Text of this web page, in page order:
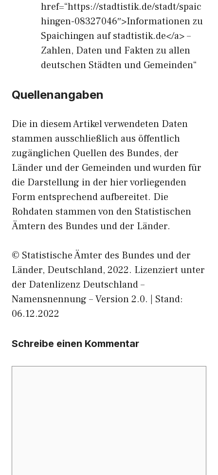
href=“https://stadtistik.de/stadt/spaic
hingen-08327046″>Informationen zu
Spaichingen auf stadtistik.de</a> –
Zahlen, Daten und Fakten zu allen
deutschen Städten und Gemeinden“
Quellenangaben
Die in diesem Artikel verwendeten Daten
stammen ausschließlich aus öffentlich
zugänglichen Quellen des Bundes, der
Länder und der Gemeinden und wurden für
die Darstellung in der hier vorliegenden
Form entsprechend aufbereitet. Die
Rohdaten stammen von den Statistischen
Ämtern des Bundes und der Länder.
© Statistische Ämter des Bundes und der
Länder, Deutschland, 2022. Lizenziert unter
der Datenlizenz Deutschland –
Namensnennung – Version 2.0. | Stand:
06.12.2022
Schreibe einen Kommentar